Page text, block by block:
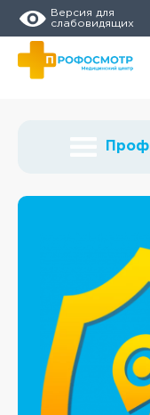
Версия для
слабовидящих